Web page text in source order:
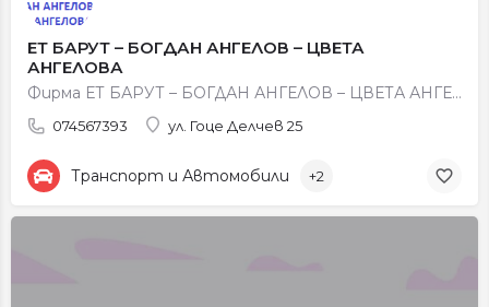
ЕТ БАРУТ – БОГДАН АНГЕЛОВ – ЦВЕТА
АНГЕЛОВА
Фирма ЕТ БАРУТ – БОГДАН АНГЕЛОВ – ЦВЕТА АНГЕЛОВА, град Петрич се занимава с обществен превоз на пътници,…
074567393 ул. Гоце Делчев 25
Транспорт и Автомобили +2